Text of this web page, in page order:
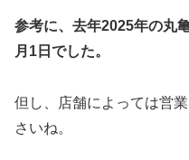
参考に、去年2025年の丸
月1日でした。
但し、店舗によっては営
さいね。